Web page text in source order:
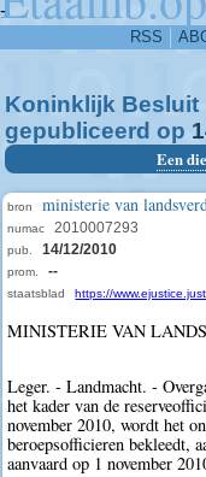
-
RSS
Koninklijk Besluit
gepubliceerd op
Een
bron ministerie van
numac 2010007293
pub. 14/12/2010
prom. --
staatsblad https://
MINISTERIE VAN
Leger. - Landmacht. -
het kader van de
november 2010, wordt het
beroepsofficieren bekleedt,
aanvaard op 1 november